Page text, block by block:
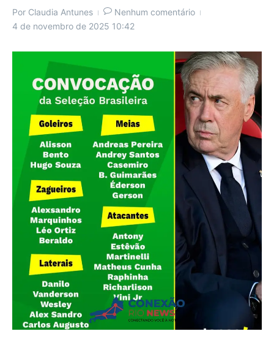
Por Claudia Antunes
Nenhum comentário
4 de novembro de 2025 10:42